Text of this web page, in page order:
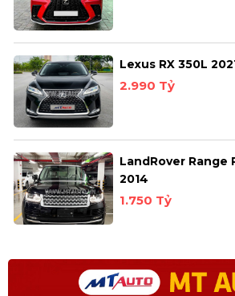
Lexus RX 350L
2.990 Tỷ
LandRover Range
2014
1.750 Tỷ